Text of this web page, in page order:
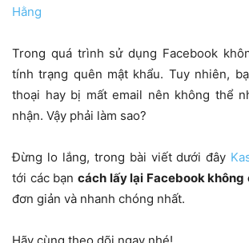
Hằng
Trong quá trình sử dụng Facebook
tính trạng quên mật khẩu. Tuy nhiên,
thoại hay bị mất email nên không thể
nhận. Vậy phải làm sao?
Đừng lo lắng, trong bài viết dưới đây
tới các bạn cách lấy lại Facebook không
đơn giản và nhanh chóng nhất.